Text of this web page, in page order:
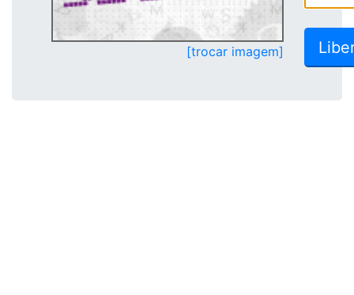
[trocar imagem]